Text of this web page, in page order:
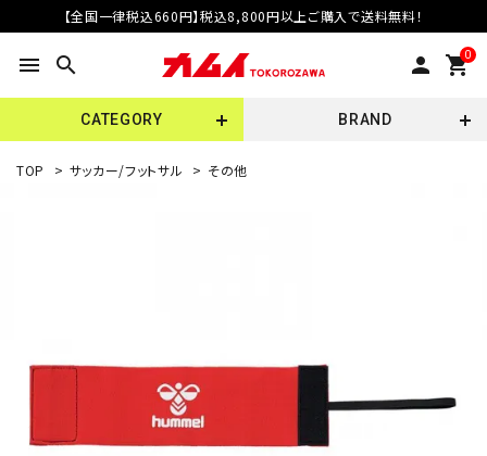
【全国一律税込660円】税込8,800円以上ご購入で送料無料！
menu search person 0
shopping_cart
CATEGORY BRAND
TOP > サッカー/フットサル > その他